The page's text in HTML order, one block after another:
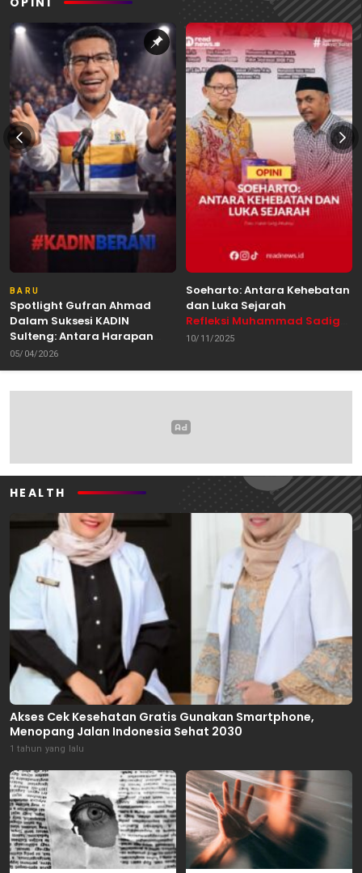
BARU
Spotlight Gufran Ahmad
Dalam Suksesi KADIN
Sulteng: Antara Harapan
dan Kebutuhan Perubahan
05/04/2026
Soeharto: Antara Kehebatan
dan Luka Sejarah
Refleksi Muhammad Sadig
Alhabsyie, Akademisi UIN
10/11/2025
HEALTH
Akses Cek Kesehatan Gratis Gunakan Smartphone,
Menopang Jalan Indonesia Sehat 2030
1 tahun yang lalu